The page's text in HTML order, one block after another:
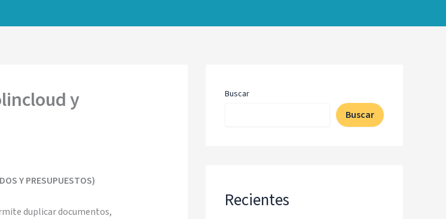
y
Y PRESUPUESTOS)
duplicar documentos,
Buscar
Buscar
Recientes